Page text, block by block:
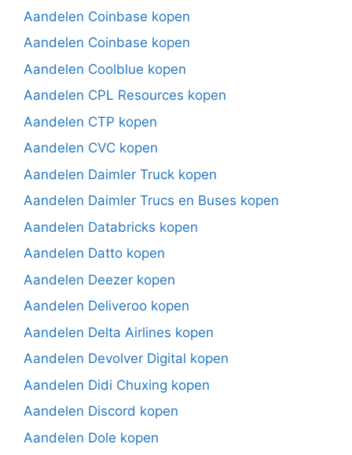
Aandelen Coinbase kopen
Aandelen Coinbase kopen
Aandelen Coolblue kopen
Aandelen CPL Resources kopen
Aandelen CTP kopen
Aandelen CVC kopen
Aandelen Daimler Truck kopen
Aandelen Daimler Trucs en Buses kopen
Aandelen Databricks kopen
Aandelen Datto kopen
Aandelen Deezer kopen
Aandelen Deliveroo kopen
Aandelen Delta Airlines kopen
Aandelen Devolver Digital kopen
Aandelen Didi Chuxing kopen
Aandelen Discord kopen
Aandelen Dole kopen